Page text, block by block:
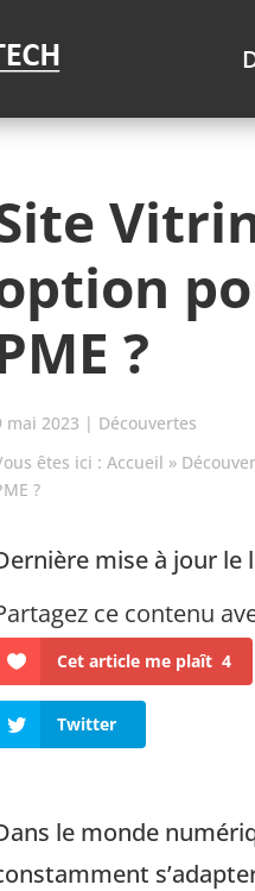
?
mai 2023 | Découvertes
êtes ici : Accueil »
?
mise à jour le
Cet article me plaît 4
Twitter
le monde